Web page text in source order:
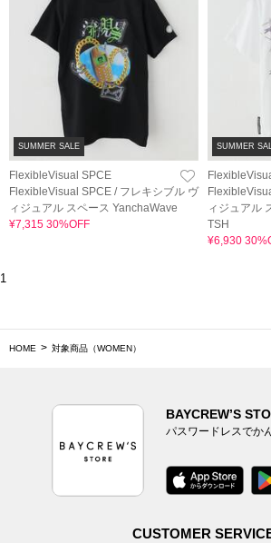
SUMMER SALE
FlexibleVisual SPCE
FlexibleVisual SPCE / フレキシブル ヴ
ィジュアル スペース YanchaWave
¥7,315 30%OFF
SUMMER
ィジュアル
TSH
¥6,930
1
HOME 対象商品（WOMEN）
BAYCREW’S
パスワードレスでか
CUSTOMER